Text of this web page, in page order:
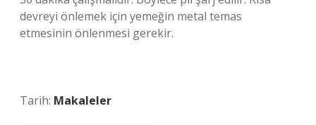
devreyi önlemek için yemeğin metal temas
etmesinin önlenmesi gerekir.
Tarih: Makaleler